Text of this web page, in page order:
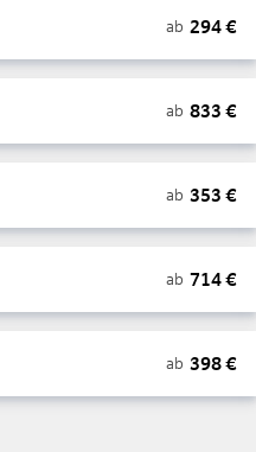
ab 294€
ab 833 €
ab 353 €
ab 714€
ab 398€